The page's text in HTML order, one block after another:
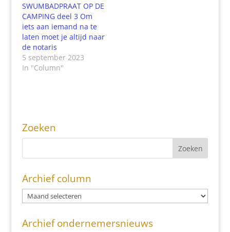
SWUMBADPRAAT OP DE
CAMPING deel 3 Om
iets aan iemand na te
laten moet je altijd naar
de notaris
5 september 2023
In "Column"
Zoeken
Archief column
Archief ondernemersnieuws